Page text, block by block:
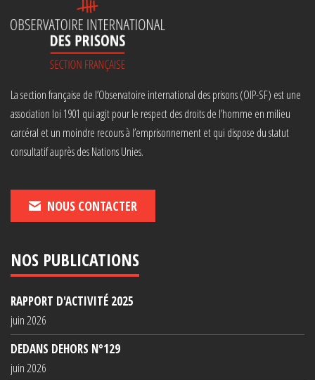
La section française de l’Observatoire international des prisons (OIP-SF) est une
association loi 1901 qui agit pour le respect des droits de l’homme en milieu
carcéral et un moindre recours à l’emprisonnement et qui dispose du statut
consultatif auprès des Nations Unies.
NOUS CONTACTER
NOS PUBLICATIONS
RAPPORT D'ACTIVITÉ 2025
juin 2026
DEDANS DEHORS N°129
juin 2026